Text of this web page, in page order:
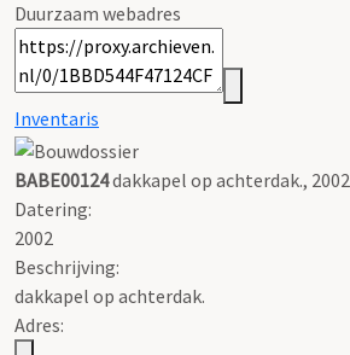
Duurzaam webadres
Inventaris
BABE00124dakkapel op achterdak., 2002
Datering:
2002
Beschrijving:
dakkapel op achterdak.
Adres: